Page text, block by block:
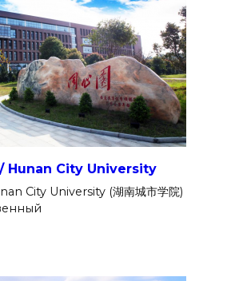
/ Hunan City University
City University (湖南城市学院)